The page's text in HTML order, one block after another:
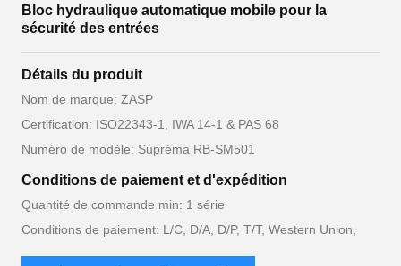
Bloc hydraulique automatique mobile pour la
sécurité des entrées
Détails du produit
Nom de marque: ZASP
Certification: ISO22343-1, IWA 14-1 & PAS 68
Numéro de modèle: Supréma RB-SM501
Conditions de paiement et d'expédition
Quantité de commande min: 1 série
Conditions de paiement: L/C, D/A, D/P, T/T, Western Union,